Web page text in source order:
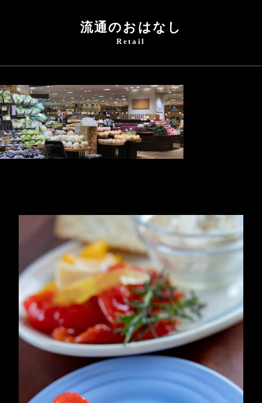
流通のおはなし
Retail